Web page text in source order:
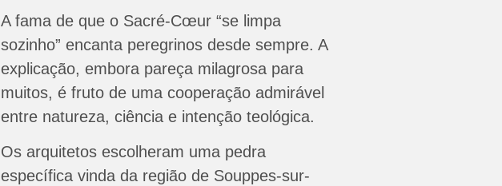
A fama de que o Sacré-Cœur “se limpa
sozinho” encanta peregrinos desde sempre. A
explicação, embora pareça milagrosa para
muitos, é fruto de uma cooperação admirável
entre natureza, ciência e intenção teológica.
Os arquitetos escolheram uma pedra
específica vinda da região de Souppes-sur-